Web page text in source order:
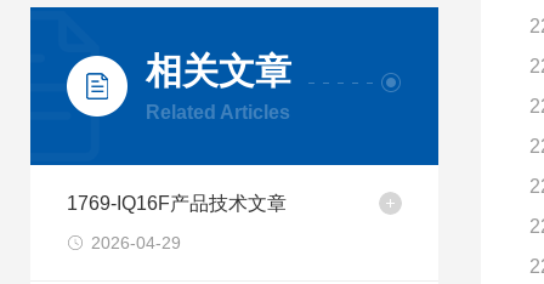
相关文章
Related Articles
1769-IQ16F产品技术文章
2026-04-29